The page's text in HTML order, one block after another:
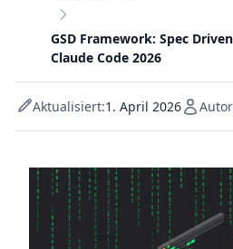
GSD Framework: Spec
Claude Code 2026
Aktualisiert:1. April 2026